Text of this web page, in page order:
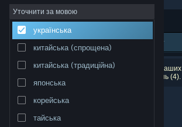
Підтримка
Змінити мову
Переглянути повну версію
Уточнити за мовою
українська
китайська (спрощена)
китайська (традиційна)
японська
корейська
тайська
Упорядкувати за доречністю
Результатів вашого пошуку: 0. Відповідно до ваших
уподобань було виключено кілька найменувань (4).